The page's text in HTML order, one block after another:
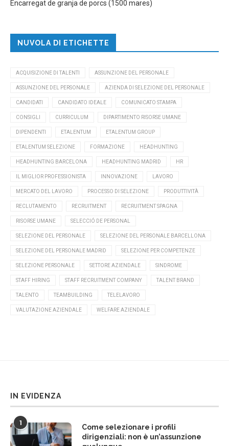
Encarregat de granja de porcs (1500 mares)
NUVOLA DI ETICHETTE
ACQUISIZIONE DI TALENTI ASSUNZIONE DEL PERSONALE
ASSUNZIONE DEL PERSONALE AZIENDA DI SELEZIONE DEL PERSONALE
CANDIDATI CANDIDATO IDEALE COMUNICATO STAMPA
CONSIGLI CURRICULUM DIPARTIMENTO RISORSE UMANE
DIPENDENTI ETALENTUM ETALENTUM GROUP
ETALENTUM SELEZIONE FORMAZIONE HEADHUNTING
HEADHUNTING BARCELONA HEADHUNTING MADRID HR
IL MIGLIOR PROFESSIONISTA INNOVAZIONE LAVORO
MERCATO DEL LAVORO PROCESSO DI SELEZIONE PRODUTTIVITÀ
RECLUTAMENTO RECRUITMENT RECRUITMENT SPAGNA
RISORSE UMANE SELECCIÓ DE PERSONAL
SELEZIONE DEL PERSONALE SELEZIONE DEL PERSONALE BARCELLONA
SELEZIONE DEL PERSONALE MADRID SELEZIONE PER COMPETENZE
SELEZIONE PERSONALE SETTORE AZIENDALE SINDROME
STAFF HIRING STAFF RECRUITMENT COMPANY TALENT BRAND
TALENTO TEAMBUILDING TELELAVORO
VALUTAZIONE AZIENDALE WELFARE AZIENDALE
IN EVIDENZA
1
Come selezionare i profili
dirigenziali: non è un’assunzione